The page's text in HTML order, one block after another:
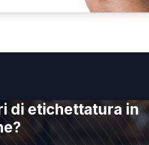
di etichettatura in